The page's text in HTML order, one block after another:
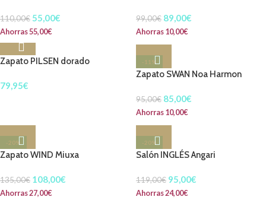
110,00€ 55,00€
Ahorras55,00€
99,00€ 89,00€
Ahorras10,00€
Zapato PILSEN dorado
79,95€
-11%
Zapato SWAN Noa Harmon
95,00€ 85,00€
Ahorras10,00€
-20%
Zapato WIND Miuxa
135,00€ 108,00€
Ahorras27,00€
-20%
Salón INGLÉS Angari
119,00€ 95,00€
Ahorras24,00€